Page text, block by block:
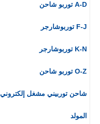
A-D توربو شاحن
F-J توربوشارجر
K-N توربوشارجر
O-Z توربو شاحن
شاحن توربيني مشغل إلكتروني
المولد